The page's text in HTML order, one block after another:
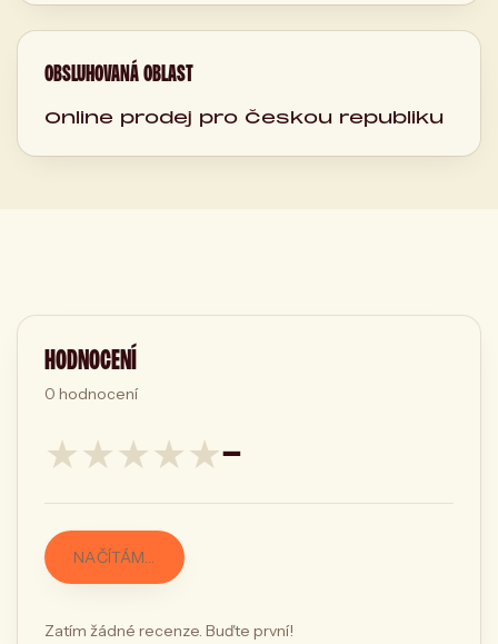
OBSLUHOVANÁ OBLAST
Online prodej pro Českou republiku
HODNOCENÍ
0 hodnocení
★★★★★—
NAČÍTÁM…
Zatím žádné recenze. Buďte první!